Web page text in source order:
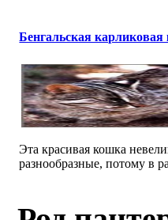
Бенгальская
Эта красивая кошка
разнообразные, потому в